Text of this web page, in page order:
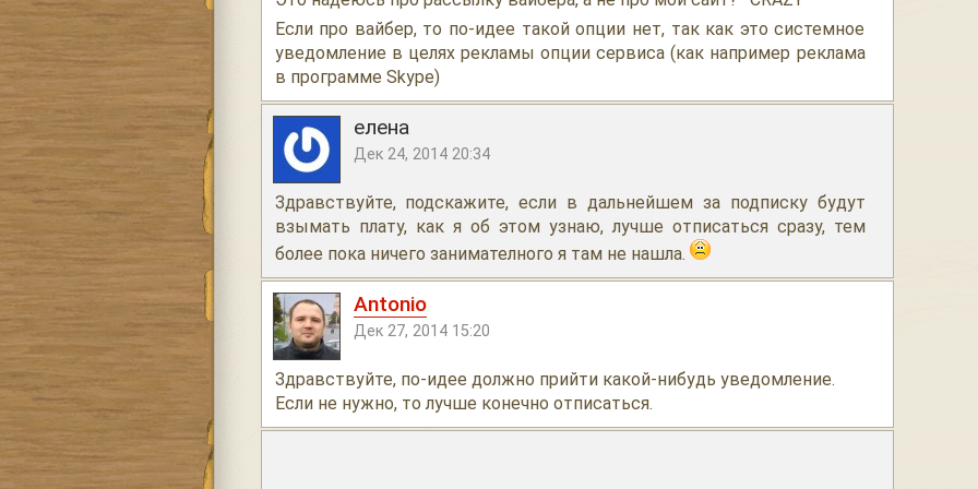
Если про вайбер, то по-идее такой опции нет, так как это системное
уведомление в целях рекламы опции сервиса (как например реклама
в программе Skype)
елена
Дек 24, 2014 20:34
Здравствуйте, подскажите, если в дальнейшем за подписку будут
взымать плату, как я об этом узнаю, лучше отписаться сразу, тем
более пока ничего занимателного я там не нашла.
Antonio
Дек 27, 2014 15:20
Здравствуйте, по-идее должно прийти какой-нибудь уведомление.
Если не нужно, то лучше конечно отписаться.